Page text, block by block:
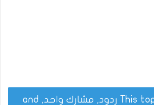
This topic has 0 ردود, مشارك واحد, and